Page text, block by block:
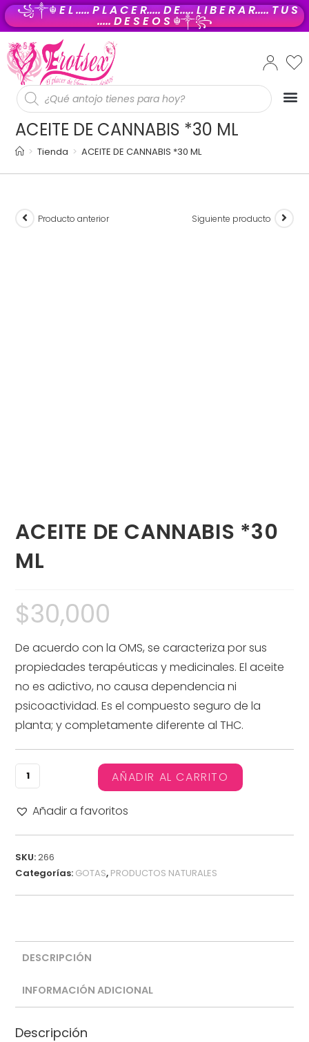
꧁༒☬E L ..... P L A C E R..... D E..... L I B E R A R..... T U S
..... D E S E O S☬༒꧂
ACEITE DE CANNABIS *30 ML
> Tienda > ACEITE DE CANNABIS *30 ML
Producto anterior Siguiente producto
ACEITE DE CANNABIS *30
ML
$30,000
De acuerdo con la OMS, se caracteriza por sus
propiedades terapéuticas y medicinales. El aceite
no es adictivo, no causa dependencia ni
psicoactividad. Es el compuesto seguro de la
planta; y completamente diferente al THC.
AÑADIR AL CARRITO
Añadir a favoritos
SKU:266
Categorías: GOTAS, PRODUCTOS NATURALES
DESCRIPCIÓN
INFORMACIÓN ADICIONAL
Descripción